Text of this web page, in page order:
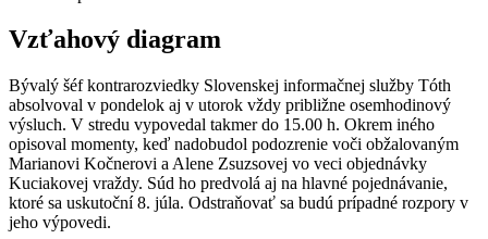
Vzťahový diagram
Bývalý šéf kontrarozviedky Slovenskej informačnej služby Tóth
absolvoval v pondelok aj v utorok vždy približne osemhodinový
výsluch. V stredu vypovedal takmer do 15.00 h. Okrem iného
opisoval momenty, keď nadobudol podozrenie voči obžalovaným
Marianovi Kočnerovi a Alene Zsuzsovej vo veci objednávky
Kuciakovej vraždy. Súd ho predvolá aj na hlavné pojednávanie,
ktoré sa uskutoční 8. júla. Odstraňovať sa budú prípadné rozpory v
jeho výpovedi.